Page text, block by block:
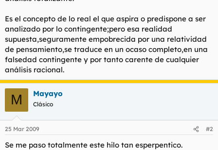
Es el concepto de lo real el que aspira o predispone a ser
analizado por lo contingente;pero esa realidad
supuesta,seguramente empobrecida por una relatividad
de pensamiento,se traduce en un ocaso completo,en una
falsedad contingente y por tanto carente de cualquier
análisis racional.
M Mayayo
Clásico
25 Mar 2009 #2
Se me paso totalmente este hilo tan esperpentico.